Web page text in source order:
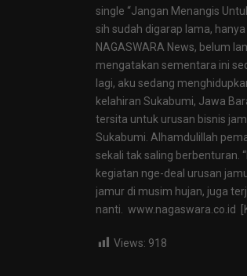
single “Jangan Menangis
sih sudah digarap lama,
NAGASWARA News, belum
mengatakan sementara ini
lagi, aku sedang
kelahiran Sukabumi, Jawa
tersita untuk urusan bisnis
Sukabumi. Alhamdulillah
sekali tak saling berbenturan.
kegiatan nge-deal urusan
jamur di musim hujan, juga
nanti. www.nagaswara.co.id
Views: 918